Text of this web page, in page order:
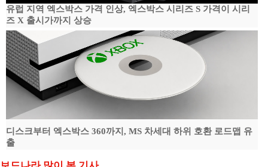
유럽 지역 엑스박스 가격 인상, 엑스박스 시리즈 S 가격이 시리
즈 X 출시가까지 상승
디스크부터 엑스박스 360까지, MS 차세대 하위 호환 로드맵 유
출